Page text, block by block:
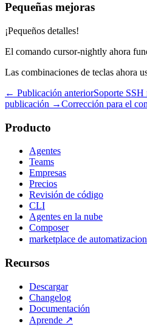
Pequeñas mejoras
¡Pequeños detalles!
El comando cursor-nightly ahora
Las combinaciones de teclas ahora
← Publicación anteriorSoporte SSH
publicación →Corrección para el
Producto
Agentes
Teams
Empresas
Precios
Revisión de código
CLI
Agentes en la nube
Composer
marketplace de
Recursos
Descargar
Changelog
Documentación
Aprende ↗